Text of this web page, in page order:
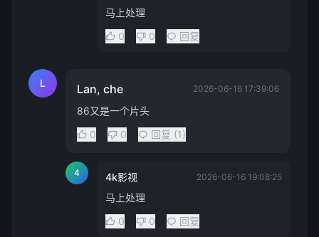
马上处理
0
0 回复
L Lan, che 2026-06-16 17:39:06
86又是一个片头
0
0 回复 (1)
4 4k影视 2026-06-16 19:08:25
马上处理
0
0 回复